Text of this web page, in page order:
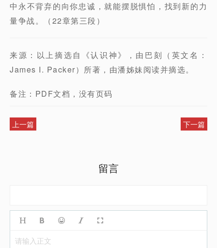
中永不背弃的向你忠诚，就能摆脱惧怕，找到新的力
量争战。（22章第三段）
来源：以上摘选自《认识神》，由巴刻（英文名：
James I. Packer）所著，由潘姊妹阅读并摘选。
备注：PDF文档，没有页码
上一篇 下一篇
留言
请输入正文